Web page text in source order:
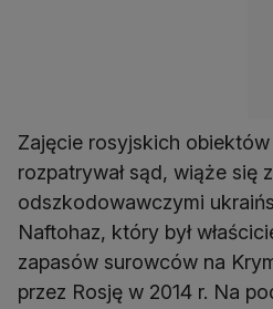
Zajęcie rosyjskich
rozpatrywał sąd, wiąże się
odszkodowawczymi
Naftohaz, który był
zapasów surowców na
przez Rosję w 2014 r. Na